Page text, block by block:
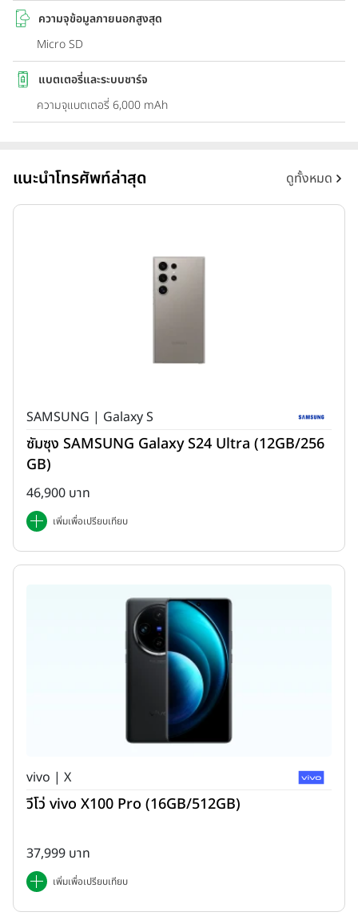
ความจุข้อมูลภายนอกสูงสุด
Micro SD
แบตเตอรี่และระบบชาร์จ
ความจุแบตเตอรี่ 6,000 mAh
แนะนำโทรศัพท์ล่าสุด ดูทั้งหมด
SAMSUNG | Galaxy S
ซัมซุง SAMSUNG Galaxy S24 Ultra (12GB/256
GB)
46,900 บาท
เพิ่มเพื่อเปรียบเทียบ
vivo | X
วีโว่ vivo X100 Pro (16GB/512GB)
37,999 บาท
เพิ่มเพื่อเปรียบเทียบ